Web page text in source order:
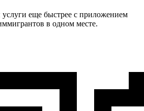
еще быстрее с приложением
в одном месте.